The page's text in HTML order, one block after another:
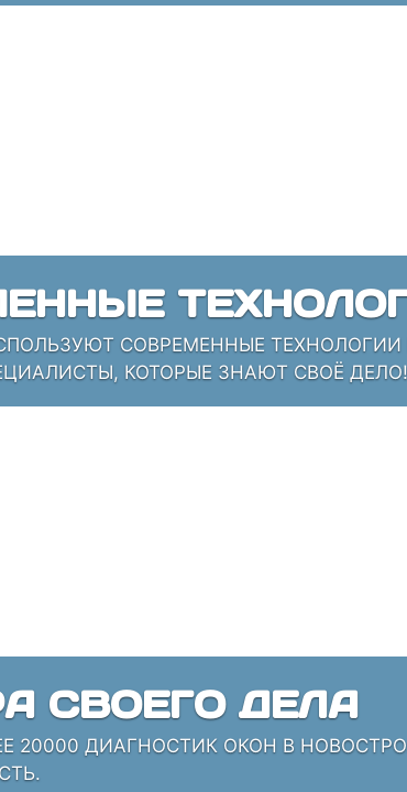
СОВРЕМЕННЫЕ
КОТОРЫЕ ЗНАЮТ СВОЁ ДЕЛО!
СВОЕГО ДЕЛА
20000 ДИАГНОСТИК ОКОН В